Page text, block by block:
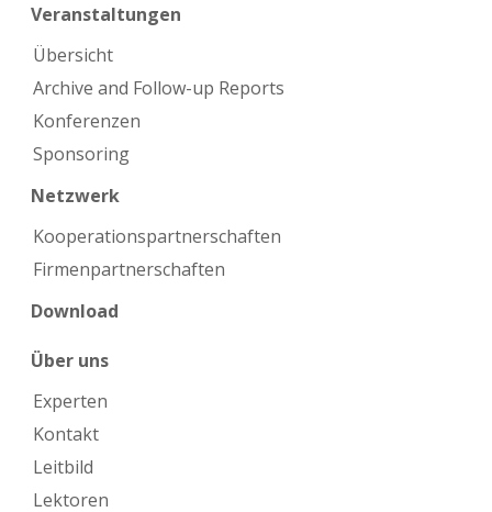
Veranstaltungen
Übersicht
Archive and Follow-up Reports
Konferenzen
Sponsoring
Netzwerk
Kooperations­partnerschaften
Firmen­partnerschaften
Download
Über uns
Experten
Kontakt
Leitbild
Lektoren